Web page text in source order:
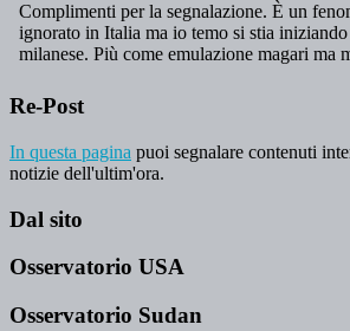
Re-Post
In questa pagina puoi segnalare contenuti
notizie dell'ultim'ora.
Dal sito
Osservatorio USA
Osservatorio Sudan